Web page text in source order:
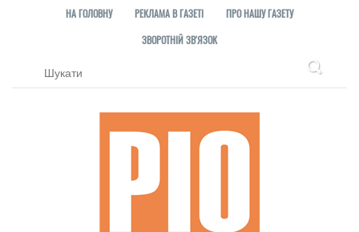
НА ГОЛОВНУ РЕКЛАМА В ГАЗЕТІ
ПРО НАШУ ГАЗЕТУ
ЗВОРОТНІЙ ЗВ'ЯЗОК